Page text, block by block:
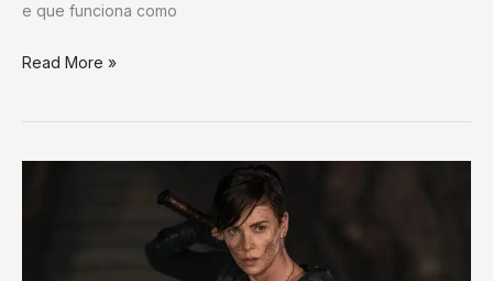
e que funciona como
Read More »